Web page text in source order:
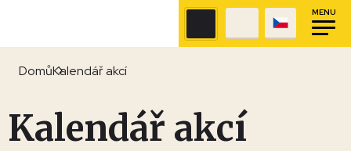
MENU
DomůKalendář akcí
Kalendář akcí